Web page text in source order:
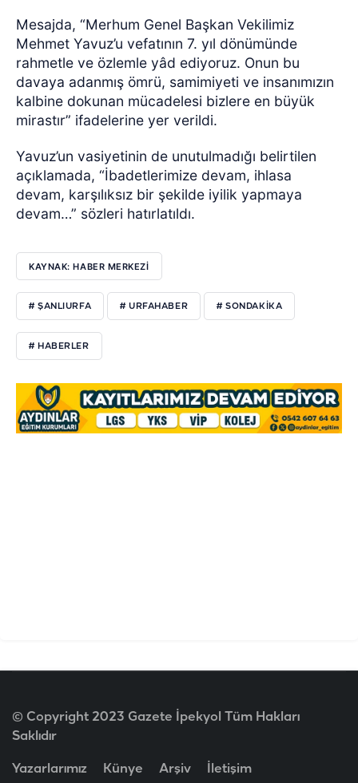
Mesajda, “Merhum Genel Başkan Vekilimiz
Mehmet Yavuz’u vefatının 7. yıl dönümünde
rahmetle ve özlemle yâd ediyoruz. Onun bu
davaya adanmış ömrü, samimiyeti ve insanımızın
kalbine dokunan mücadelesi bizlere en büyük
mirastır” ifadelerine yer verildi.
Yavuz’un vasiyetinin de unutulmadığı belirtilen
açıklamada, “İbadetlerimize devam, ihlasa
devam, karşılıksız bir şekilde iyilik yapmaya
devam…” sözleri hatırlatıldı.
KAYNAK: HABER MERKEZI
# ŞANLIURFA # URFAHABER # SONDAKİKA
# HABERLER
© Copyright 2023 Gazete İpekyol Tüm Hakları
Saklıdır
Yazarlarımız Künye Arşiv İletişim